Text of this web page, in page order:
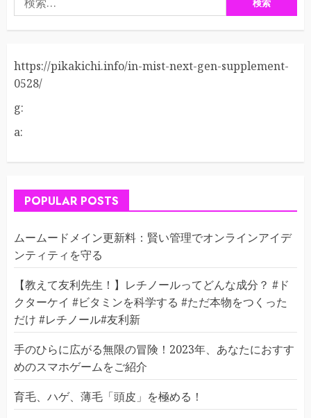
索:
https://pikakichi.info/in-mist-next-gen-supplement-
0528/
g:
a:
POPULAR POSTS
ムームードメイン更新料：賢い管理でオンラインアイデ
ンティティを守る
【教えて友利先生！】レチノールってどんな成分？ #ド
クターケイ #ビタミンを科学する #ただ本物をつくった
だけ #レチノール#友利新
手のひらに広がる無限の冒険！2023年、あなたにおすす
めのスマホゲームをご紹介
育毛、ハゲ、薄毛「頭皮」を極める！